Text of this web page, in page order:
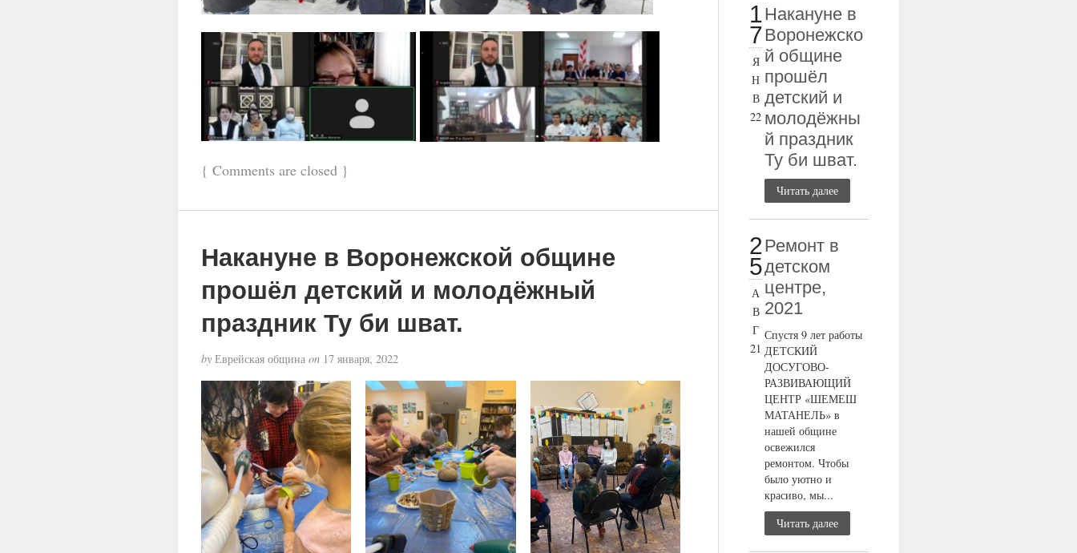
{ Comments are closed}
Накануне в Воронежской общине
прошёл детский и молодёжный
праздник Ту би шват.
byЕврейская община on17 января, 2022
1
7
Я
Н
В
22
Накануне в
Воронежско
й общине
прошёл
детский и
молодёжны
й праздник
Ту би шват.
Читать далее
2
5
А
В
Г
21
Ремонт в
детском
центре,
2021
Спустя 9 лет работы
ДЕТСКИЙ
ДОСУГОВО-
РАЗВИВАЮЩИЙ
ЦЕНТР «ШЕМЕШ
МАТАНЕЛЬ» в
нашей общине
освежился
ремонтом. Чтобы
было уютно и
красиво, мы...
Читать далее